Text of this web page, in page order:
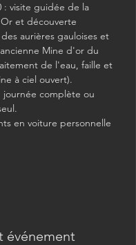
: visite guidée de la
et découverte
aurières gauloises et
Mine d'or du
de l'eau, faille et
à ciel ouvert).
journée complète ou
en voiture personnelle
événement